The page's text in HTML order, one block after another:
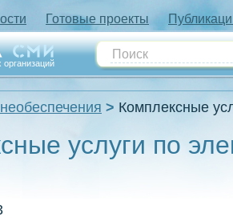
Готовые проекты
организаций
Комплексные
услуги по